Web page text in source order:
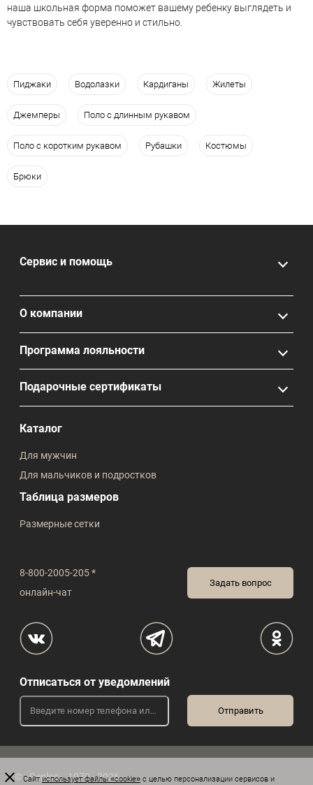
наша школьная форма поможет вашему ребенку выглядеть и
чувствовать себя уверенно и стильно.
Пиджаки Водолазки Кардиганы Жилеты
Джемперы Поло с длинным рукавом
Поло с коротким рукавом Рубашки Костюмы
Брюки
8-800-2005-205 *
онлайн-чат
Задать вопрос
Сервис и помощь
О компании
Программа лояльности
Подарочные сертификаты
Каталог
Для мужчин
Для мальчиков и подростков
Таблица размеров
Размерные сетки
Отписаться от уведомлений
© «Peplos», 1970 - 2026
Сайтиспользует файлы «cookie» с целью персонализации сервисов и